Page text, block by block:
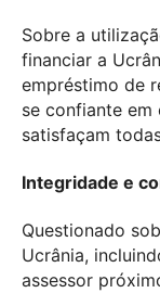
Sobre a
financiar a
empréstimo de
se confiante em
satisfaçam
Integridade e
Questionado
Ucrânia,
assessor